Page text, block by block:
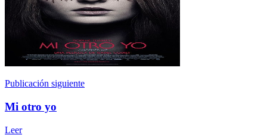
Publicación siguiente
Mi otro yo
Leer